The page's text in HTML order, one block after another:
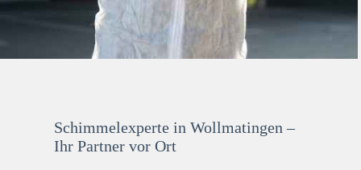
Schimmelexperte in Wollmatingen –
Ihr Partner vor Ort